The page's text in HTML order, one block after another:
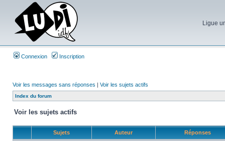
Ligue
Connexion Inscription
Voir les messages sans réponses | Voir les sujets actifs
Index du forum
Voir les sujets actifs
Sujets Auteur Réponses